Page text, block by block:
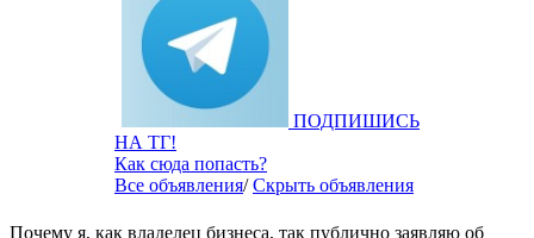
ПОДПИШИСЬ
НА ТГ!
Как сюда попасть?
Все объявления/Скрыть объявления
Почему я, как владелец бизнеса, так публично заявляю об